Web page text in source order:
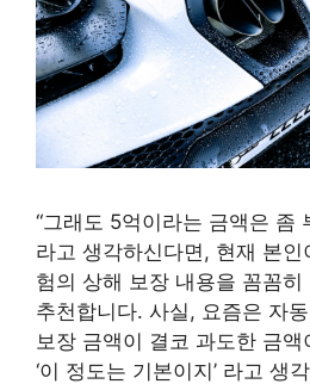
“그래도 5억이라는 금액은 좀
라고 생각하신다면, 현재 본인
험의 상해 보장 내용을 꼼꼼
추천합니다. 사실, 요즘은 자
보장 금액이 결코 과도한 금
‘이 정도는 기본이지’ 라고 생